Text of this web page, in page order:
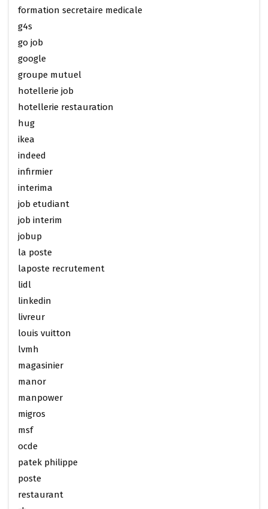
formation secretaire medicale
g4s
go job
google
groupe mutuel
hotellerie job
hotellerie restauration
hug
ikea
indeed
infirmier
interima
job etudiant
job interim
jobup
la poste
laposte recrutement
lidl
linkedin
livreur
louis vuitton
lvmh
magasinier
manor
manpower
migros
msf
ocde
patek philippe
poste
restaurant